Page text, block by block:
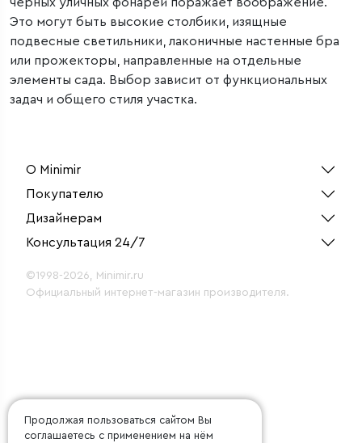
Это могут быть высокие столбики, изящные
подвесные светильники, лаконичные настенные бра
или прожекторы, направленные на отдельные
элементы сада. Выбор зависит от функциональных
задач и общего стиля участка.
О Minimir
Покупателю
Дизайнерам
Консультация 24/7
©1998-2026, Minimir.ru
Официальный интернет-магазин производителя.
Продолжая пользоваться сайтом Вы
соглашаетесь с применением на нём